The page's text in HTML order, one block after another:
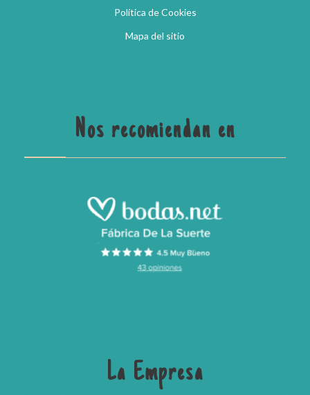
Política de Cookies
Mapa del sitio
Nos recomiendan en
La Empresa